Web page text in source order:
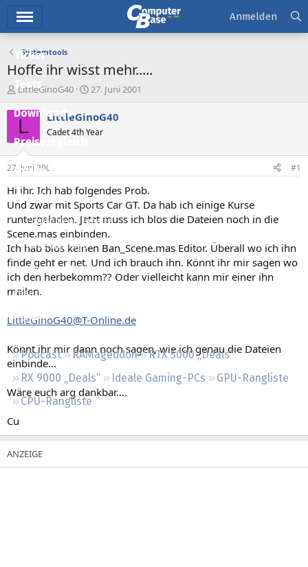
Ticker
Tests
Downloads
Preisvergleich
Forum
Aktuelles
Empfohlene Inhalte
Neue Beiträge
Neueste Aktivitäten
Leserartikel
Regeln
Podcast RAMageddon
RTX 5000 „Deals“
RX 9000 „Deals“
Ideale Gaming-PCs
GPU-Rangliste
CPU-Rangliste
Anmelden
Systemtools
Hoffe ihr wisst mehr.....
E
s
e
e
LittleGinoG40
E
s
e
t
a
m
27. Juni 2001
L LittleGinoG40
Cadet 4th Year
27. Juni 2001 #1
Hi ihr. Ich hab folgendes Prob.
Und zwar mit Sports Car GT. Da hab ich einige Kurse
runtergeladen. Jetzt muss ich blos die Dateien noch in die
Scene.mas einbinden.
Ich hab blos keinen Ban_Scene.mas Editor. Überall wo ich ihn
finde geht er net. Und ich brauch ihn. Könnt ihr mir sagen wo
ich den herbekomm?? Oder vielleicht kann mir einer ihn
mailen.
LittleGinoG40@T-Online.de
Könnt ihr mir dann noch sagen, wie ich genau die Dateien
einbinde...
Wäre euch arg dankbar....
Cu